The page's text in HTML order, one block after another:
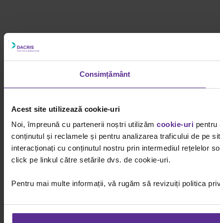
Consimțământ
Acest site utilizează cookie-uri
Noi, împreună cu partenerii noștri utilizăm cookie-uri
conținutul și reclamele și pentru analizarea traficului de pe
interacționați cu conținutul nostru prin intermediul rețelelor
click pe linkul către setările dvs. de cookie-uri.
Pentru mai multe informații, vă rugăm să revizuiți politica